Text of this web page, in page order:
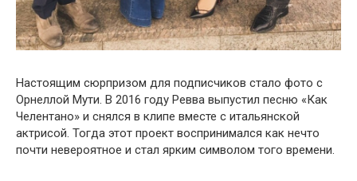
Настоящим сюрпризом для подписчиков стало фото с
Орнеллой Мути. В 2016 году Ревва выпустил песню «Как
Челентано» и снялся в клипе вместе с итальянской
актрисой. Тогда этот проект воспринимался как нечто
почти невероятное и стал ярким символом того времени.